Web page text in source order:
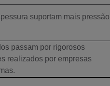
suportam mais pressão
passam por rigorosos
realizados por empresas